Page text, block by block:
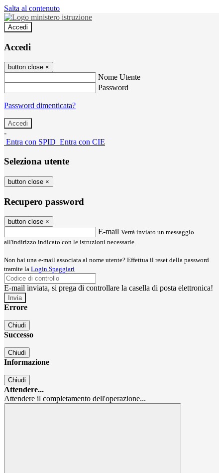
Salta al contenuto
Accedi
Accedi
button close ×
Nome Utente
Password
Password dimenticata?
-
Entra con SPID Entra con CIE
Seleziona utente
button close ×
Recupero password
button close ×
E-mail Verrà inviato un messaggio
all'indirizzo indicato con le istruzioni necessarie.
Non hai una e-mail associata al nome utente? Effettua il reset della password
tramite la Login Spaggiari
E-mail inviata, si prega di controllare la casella di posta elettronica!
Errore
Chiudi
Successo
Chiudi
Informazione
Chiudi
Attendere...
Attendere il completamento dell'operazione...